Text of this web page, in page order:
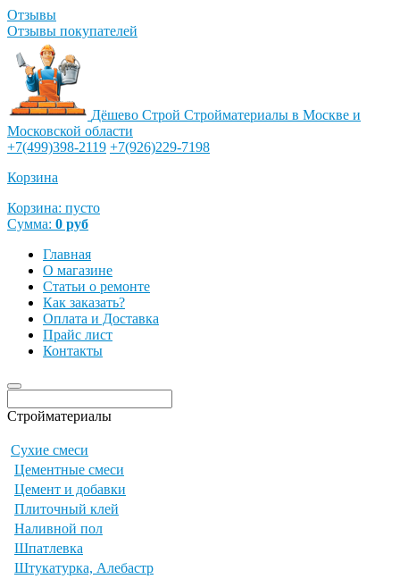
Отзывы
Отзывы покупателей
Дёшево Строй Стройматериалы в Москве и
Московской области
+7(499)398-2119 +7(926)229-7198
Корзина
Корзина: пусто
Сумма: 0 руб
Главная
О магазине
Статьи о ремонте
Как заказать?
Оплата и Доставка
Прайс лист
Контакты
Стройматериалы
Сухие смеси
Цементные смеси
Цемент и добавки
Плиточный клей
Наливной пол
Шпатлевка
Штукатурка, Алебастр